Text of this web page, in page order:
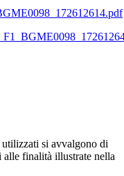
si avvalgono di
alle finalità illustrate nella